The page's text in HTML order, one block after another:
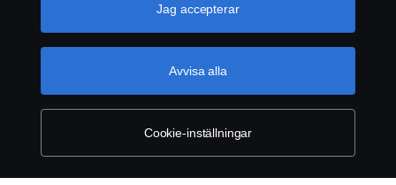
© Copyright Scania 2026 All rights reserved. Scania
CV AB (publ), SE-572 36 Oskarshamn, Sweden,
Tel: +46-491 76 50 00
acceptera. För en mer detaljerad förklaring av hur vi
Cookie-inställningar
Avvisa alla
Jag accepterar